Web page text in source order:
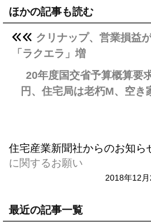
ほかの記事も読む
クリナップ、営業損益
「ラクエラ」増
20年度国交省予算概算要
円、住宅局は老朽M、空
住宅産業新聞社からのお知ら
に関するお願い
2018年12
最近の記事一覧